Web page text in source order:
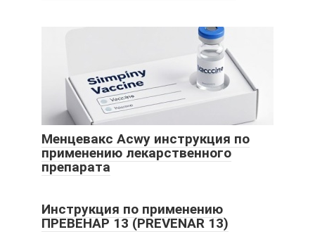
Менцевакс Acwy инструкция по
применению лекарственного
препарата
Инструкция по применению
ПРЕВЕНАР 13 (PREVENAR 13)